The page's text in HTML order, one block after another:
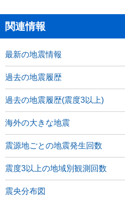
関連情報
最新の地震情報
過去の地震履歴
過去の地震履歴(震度3以上)
海外の大きな地震
震源地ごとの地震発生回数
震度3以上の地域別観測回数
震央分布図